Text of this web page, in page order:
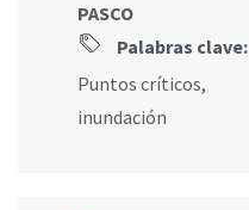
PASCO
Palabras clave:
Puntos críticos,
inundación